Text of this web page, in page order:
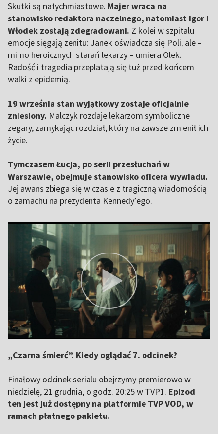
Skutki są natychmiastowe. Majer wraca na
stanowisko redaktora naczelnego, natomiast Igor i
Włodek zostają zdegradowani. Z kolei w szpitalu
emocje sięgają zenitu: Janek oświadcza się Poli, ale –
mimo heroicznych starań lekarzy – umiera Olek.
Radość i tragedia przeplatają się tuż przed końcem
walki z epidemią.
19 września stan wyjątkowy zostaje oficjalnie
zniesiony. Malczyk rozdaje lekarzom symboliczne
zegary, zamykając rozdział, który na zawsze zmienił ich
życie.
Tymczasem Łucja, po serii przesłuchań w
Warszawie, obejmuje stanowisko oficera wywiadu.
Jej awans zbiega się w czasie z tragiczną wiadomością
o zamachu na prezydenta Kennedy’ego.
„Czarna śmierć”. Kiedy oglądać 7. odcinek?
Finałowy odcinek serialu obejrzymy premierowo w
niedzielę, 21 grudnia, o godz. 20:25 w TVP1. Epizod
ten jest już dostępny na platformie TVP VOD, w
ramach płatnego pakietu.